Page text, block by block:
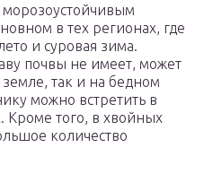
морозоустойчивым
в тех регионах, где
и суровая зима.
почвы не имеет, может
так и на бедном
можно встретить в
Кроме того, в хвойных
количество